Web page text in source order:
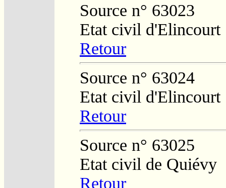
Source n° 63023
Etat civil d'Elincourt
Retour
Source n° 63024
Etat civil d'Elincourt
Retour
Source n° 63025
Etat civil de Quiévy
Retour